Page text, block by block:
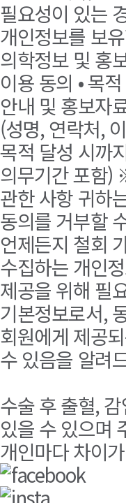
필요성이 있는
개인정보를 보
의학정보 및 홍
이용 동의 • 목
안내 및 홍보자
(성명, 연락처,
목적 달성 시까
의무기간 포함)
관한 사항 귀하
동의를 거부할
언제든지 철회
수집하는 개인
제공을 위해 필
기본정보로서,
회원에게 제공
수 있음을 알려
수술 후 출혈,
있을 수 있으며
개인마다 차이